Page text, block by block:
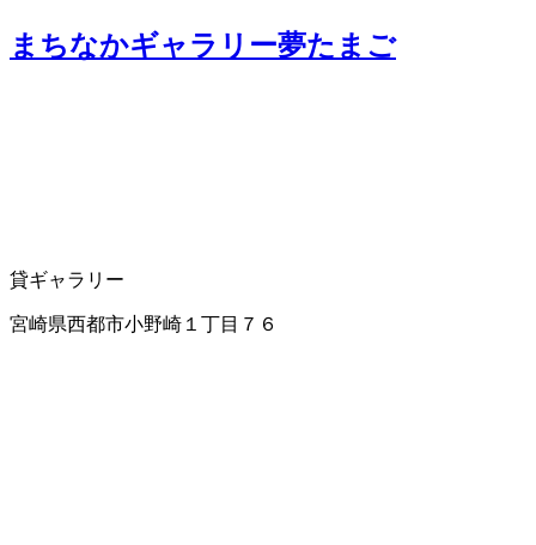
まちなかギャラリー夢たまご
貸ギャラリー
宮崎県西都市小野崎１丁目７６